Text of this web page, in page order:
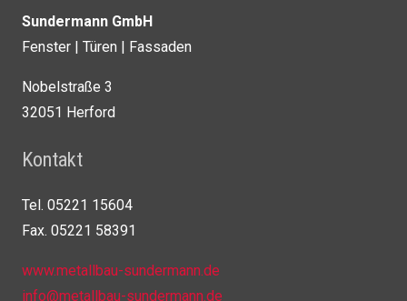
Sundermann GmbH
Fenster | Türen | Fassaden
Nobelstraße 3
32051 Herford
Kontakt
Tel. 05221 15604
Fax. 05221 58391
www.metallbau-sundermann.de
info@metallbau-sundermann.de